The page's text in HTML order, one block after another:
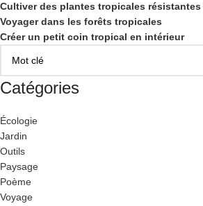
Cultiver des plantes tropicales
Voyager dans les forêts tropicales
Créer un petit coin tropical en intérieur
Catégories
Écologie
Jardin
Outils
Paysage
Poème
Voyage